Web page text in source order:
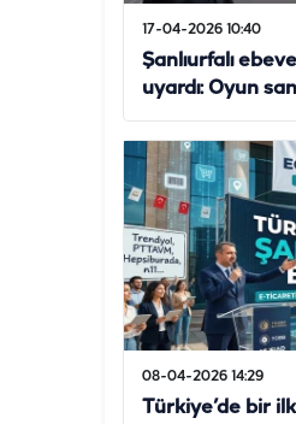
17-04-2026 10:40
Şanlıurfalı
uyardı: Oyun
08-04-2026 14:29
Türkiye’de bir